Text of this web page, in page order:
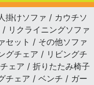
掛けソファ / カウチソ
リクライニングソファ
セット / その他ソファ
グチェア / リビングチ
ェア / 折りたたみ椅子
チェア / ベンチ / ガー